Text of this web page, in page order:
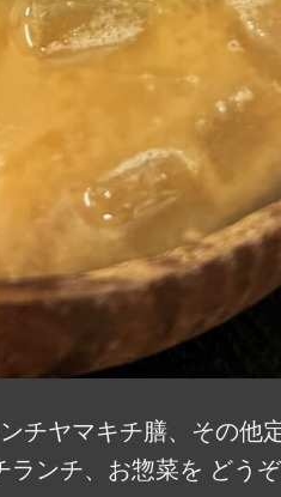
チヤマキチ膳、その他
ンチ、お惣菜を どう